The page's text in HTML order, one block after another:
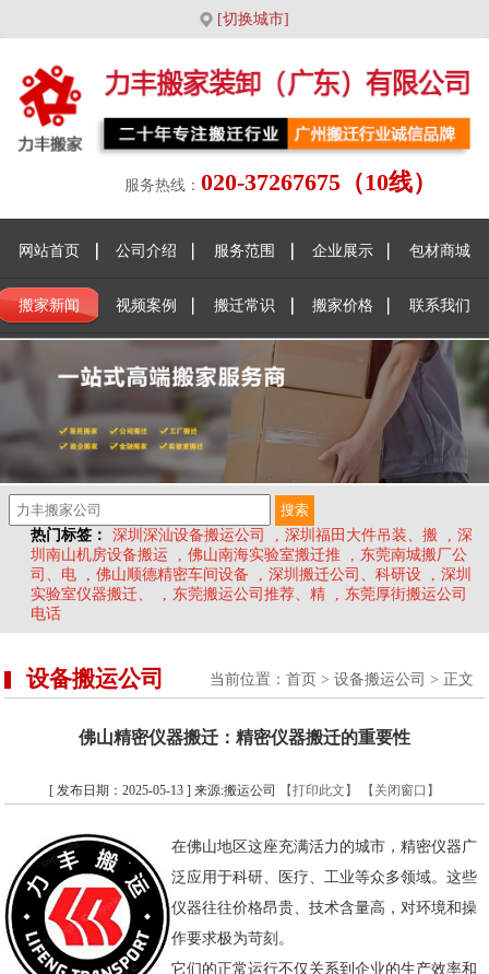
[切换城市]
服务热线： 020-37267675（10线）
网站首页 公司介绍 服务范围 企业展示 包材商城
搬家新闻 视频案例 搬迁常识 搬家价格 联系我们
热门标签： 深圳深汕设备搬运公司 , 深圳福田大件吊装、搬 , 深
圳南山机房设备搬运
, 佛山南海实验室搬迁推 , 东莞南城搬厂公
司、电
, 佛山顺德精密车间设备 , 深圳搬迁公司、科研设 , 深圳
实验室仪器搬迁、
, 东莞搬运公司推荐、精 , 东莞厚街搬运公司
电话
设备搬运公司 当前位置： 首页 > 设备搬运公司 > 正文
佛山精密仪器搬迁：精密仪器搬迁的重要性
[ 发布日期：2025-05-13 ] 来源:搬运公司 【打印此文】 【关闭窗口】
在佛山地区这座充满活力的城市，精密仪器广
泛应用于科研、医疗、工业等众多领域。这些
仪器往往价格昂贵、技术含量高，对环境和操
作要求极为苛刻。
它们的正常运行不仅关系到企业的生产效率和